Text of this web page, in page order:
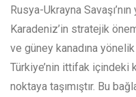
Rusya-Ukrayna
Karadeniz’in stratejik
ve güney kanadına
Türkiye’nin ittifak içindeki
noktaya taşımıştır. Bu